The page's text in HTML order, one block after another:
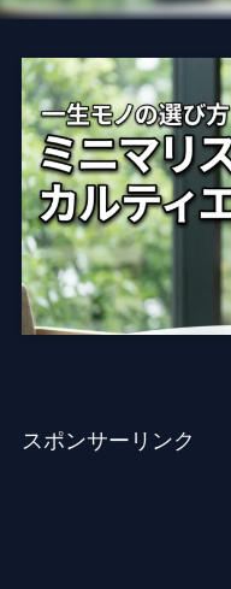
スポンサーリンク